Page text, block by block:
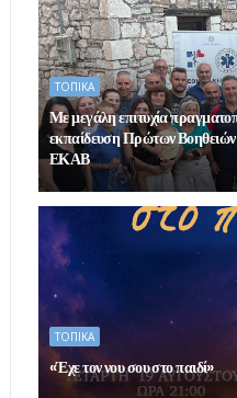
ΤΟΠΙΚΑ
Με μεγάλη επιτυχία
εκπαίδευση Πρώτων
ΕΚΑΒ
ΤΟΠΙΚΑ
«Έχε τον νου σου στο παιδί»